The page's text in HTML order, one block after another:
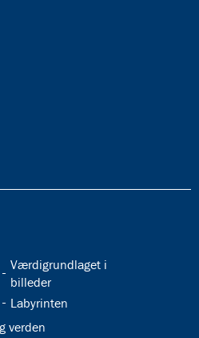
32.5:
Værdigrundlaget i
billeder
32.7:
Labyrinten
verden